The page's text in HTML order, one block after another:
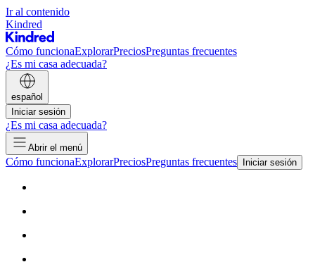
Ir al contenido
Kindred
Cómo funcionaExplorarPreciosPreguntas frecuentes
¿Es mi casa adecuada?
español
Iniciar sesión
¿Es mi casa adecuada?
Abrir el menú
Cómo funcionaExplorarPreciosPreguntas frecuentes Iniciar sesión